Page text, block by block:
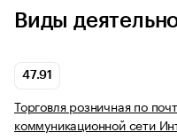
Виды
47.91
Торговля розничная по
коммуникационной сети